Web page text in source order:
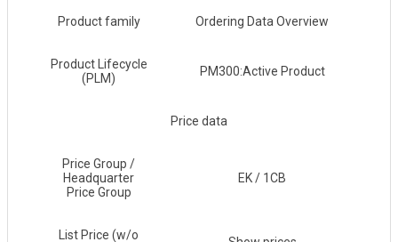
Product family Ordering Data Overview
Product Lifecycle
(PLM)
PM300:Active Product
Price data
Price Group /
Headquarter
Price Group
EK / 1CB
List Price (w/o